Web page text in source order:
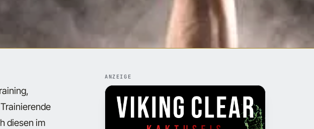
diesen im
ANZEIGE